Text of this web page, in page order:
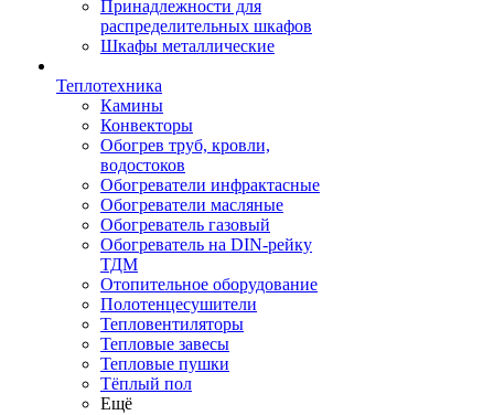
Принадлежности для
распределительных шкафов
Шкафы металлические
Теплотехника
Камины
Конвекторы
Обогрев труб, кровли,
водостоков
Обогреватели инфрактасные
Обогреватели масляные
Обогреватель газовый
Обогреватель на DIN-рейку
ТДМ
Отопительное оборудование
Полотенцесушители
Тепловентиляторы
Тепловые завесы
Тепловые пушки
Тёплый пол
Ещё